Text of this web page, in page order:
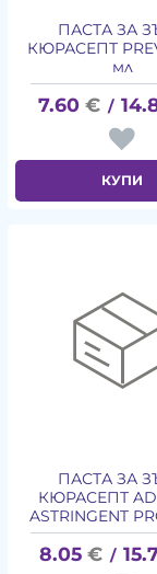
ПАСТА ЗА
КЮРАСЕПТ
мл
7.60 € /
КУПИ
ПАСТА ЗА
КЮРАСЕПТ
ASTRINGENT
8.05 € /